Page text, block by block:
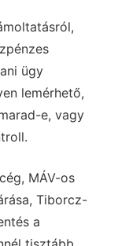
ügy
lemérhető,
e, vagy
MÁV-os
Tiborcz-
a